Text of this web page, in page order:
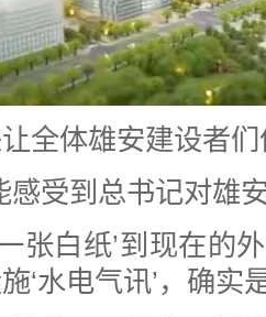
体雄安建设者们
受到总书记对雄安
白纸’到现在的
‘水电气讯’，确实